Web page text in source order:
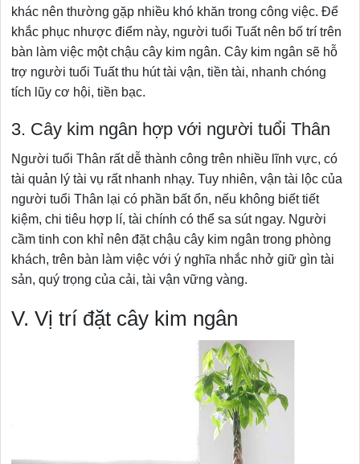
khác nên thường gặp nhiều khó khăn trong công việc. Để
khắc phục nhược điểm này, người tuổi Tuất nên bố trí trên
bàn làm việc một chậu cây kim ngân. Cây kim ngân sẽ hỗ
trợ người tuổi Tuất thu hút tài vận, tiền tài, nhanh chóng
tích lũy cơ hội, tiền bạc.
3. Cây kim ngân hợp với người tuổi Thân
Người tuổi Thân rất dễ thành công trên nhiều lĩnh vực, có
tài quản lý tài vụ rất nhanh nhạy. Tuy nhiên, vận tài lộc của
người tuổi Thân lại có phần bất ổn, nếu không biết tiết
kiệm, chi tiêu hợp lí, tài chính có thể sa sút ngay. Người
cầm tinh con khỉ nên đặt chậu cây kim ngân trong phòng
khách, trên bàn làm việc với ý nghĩa nhắc nhở giữ gìn tài
sản, quý trọng của cải, tài vận vững vàng.
V. Vị trí đặt cây kim ngân